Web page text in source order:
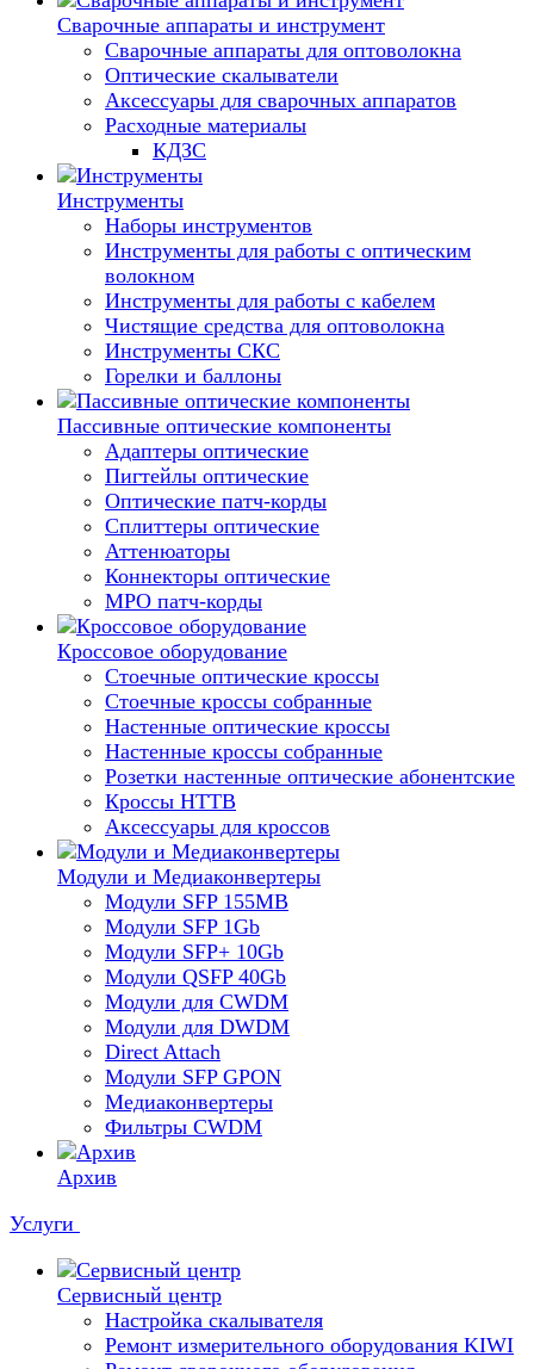
Сварочные аппараты и инструмент
Сварочные аппараты для оптоволокна
Оптические скалыватели
Аксессуары для сварочных аппаратов
Расходные материалы
КДЗС
Инструменты
Наборы инструментов
Инструменты для работы с оптическим
волокном
Инструменты для работы с кабелем
Чистящие средства для оптоволокна
Инструменты СКС
Горелки и баллоны
Пассивные оптические компоненты
Адаптеры оптические
Пигтейлы оптические
Оптические патч-корды
Сплиттеры оптические
Аттенюаторы
Коннекторы оптические
MPO патч-корды
Кроссовое оборудование
Стоечные оптические кроссы
Стоечные кроссы собранные
Настенные оптические кроссы
Настенные кроссы собранные
Розетки настенные оптические абонентские
Кроссы HTTB
Аксессуары для кроссов
Модули и Медиаконвертеры
Модули SFP 155MB
Модули SFP 1Gb
Модули SFP+ 10Gb
Модули QSFP 40Gb
Модули для CWDM
Модули для DWDM
Direct Attach
Модули SFP GPON
Медиаконвертеры
Фильтры CWDM
Архив
Услуги
Сервисный центр
Настройка скалывателя
Ремонт измерительного оборудования KIWI